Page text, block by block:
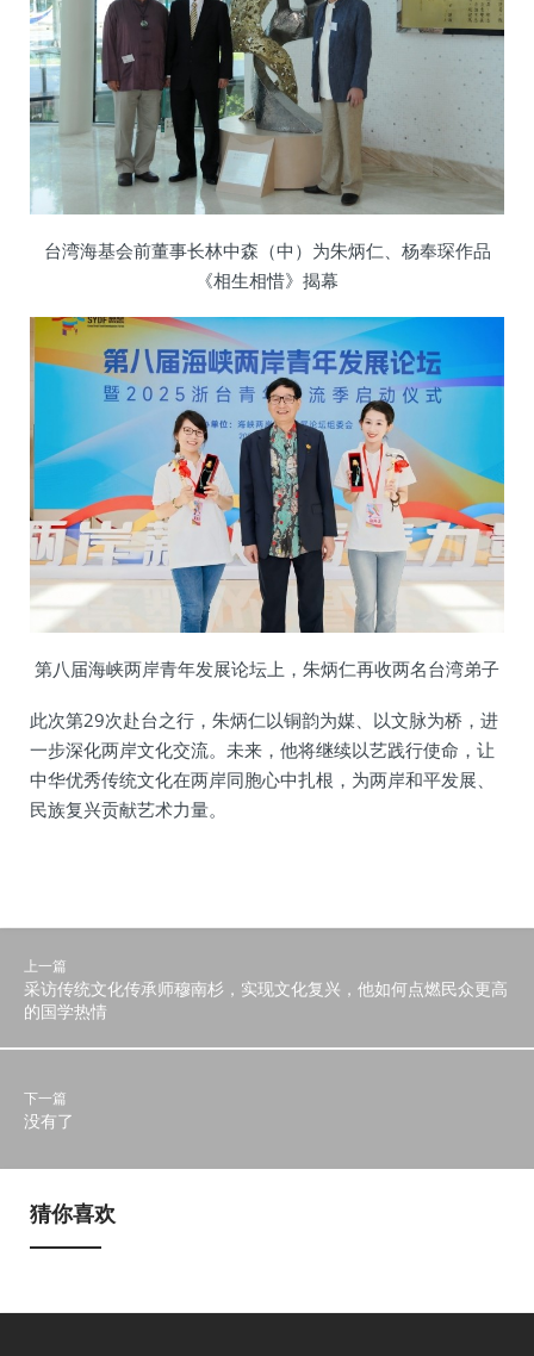
台湾海基会前董事长林中森（中）为朱炳仁、杨奉琛作品
《相生相惜》揭幕
第八届海峡两岸青年发展论坛上，朱炳仁再收两名台湾弟子
此次第29次赴台之行，朱炳仁以铜韵为媒、以文脉为桥，进
一步深化两岸文化交流。未来，他将继续以艺践行使命，让
中华优秀传统文化在两岸同胞心中扎根，为两岸和平发展、
民族复兴贡献艺术力量。
上一篇
采访传统文化传承师穆南杉，实现文化复兴，他如何点燃民众更高
的国学热情
下一篇
没有了
猜你喜欢